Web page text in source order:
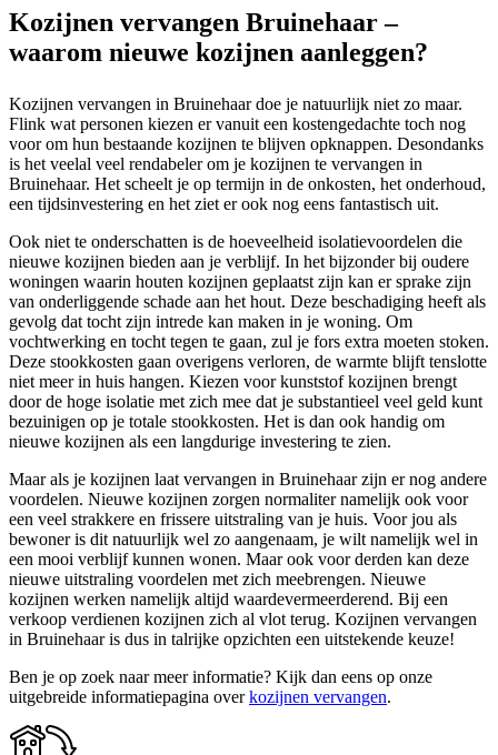
Kozijnen vervangen Bruinehaar –
waarom nieuwe kozijnen aanleggen?
Kozijnen vervangen in Bruinehaar doe je natuurlijk niet zo maar.
Flink wat personen kiezen er vanuit een kostengedachte toch nog
voor om hun bestaande kozijnen te blijven opknappen. Desondanks
is het veelal veel rendabeler om je kozijnen te vervangen in
Bruinehaar. Het scheelt je op termijn in de onkosten, het onderhoud,
een tijdsinvestering en het ziet er ook nog eens fantastisch uit.
Ook niet te onderschatten is de hoeveelheid isolatievoordelen die
nieuwe kozijnen bieden aan je verblijf. In het bijzonder bij oudere
woningen waarin houten kozijnen geplaatst zijn kan er sprake zijn
van onderliggende schade aan het hout. Deze beschadiging heeft als
gevolg dat tocht zijn intrede kan maken in je woning. Om
vochtwerking en tocht tegen te gaan, zul je fors extra moeten stoken.
Deze stookkosten gaan overigens verloren, de warmte blijft tenslotte
niet meer in huis hangen. Kiezen voor kunststof kozijnen brengt
door de hoge isolatie met zich mee dat je substantieel veel geld kunt
bezuinigen op je totale stookkosten. Het is dan ook handig om
nieuwe kozijnen als een langdurige investering te zien.
Maar als je kozijnen laat vervangen in Bruinehaar zijn er nog andere
voordelen. Nieuwe kozijnen zorgen normaliter namelijk ook voor
een veel strakkere en frissere uitstraling van je huis. Voor jou als
bewoner is dit natuurlijk wel zo aangenaam, je wilt namelijk wel in
een mooi verblijf kunnen wonen. Maar ook voor derden kan deze
nieuwe uitstraling voordelen met zich meebrengen. Nieuwe
kozijnen werken namelijk altijd waardevermeerderend. Bij een
verkoop verdienen kozijnen zich al vlot terug. Kozijnen vervangen
in Bruinehaar is dus in talrijke opzichten een uitstekende keuze!
Ben je op zoek naar meer informatie? Kijk dan eens op onze
uitgebreide informatiepagina overkozijnen vervangen.